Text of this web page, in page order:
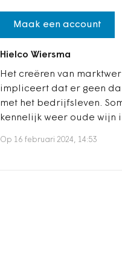
Maak een account
Hielco Wiersma
Het creëren van
impliceert dat er geen
met het bedrijfsleven.
kennelijk weer oude wijn
Op 16 februari 2024, 14:53